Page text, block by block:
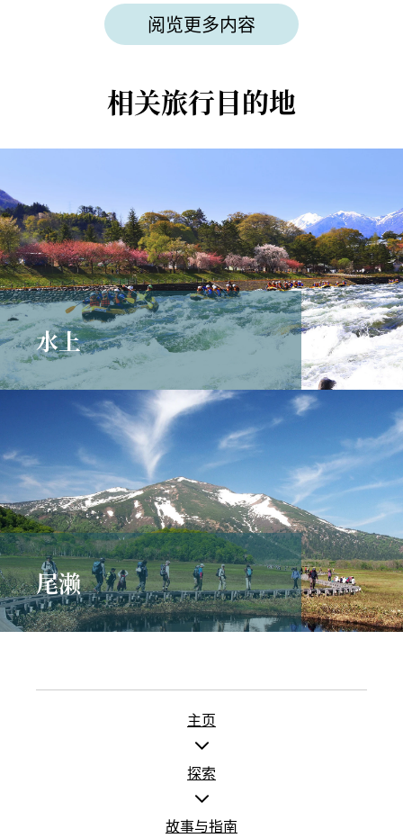
阅览更多内容
相关旅行目的地
水上
尾濑
主页
探索
故事与指南